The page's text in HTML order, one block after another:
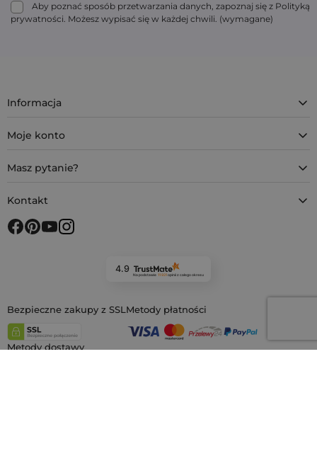
Aby poznać sposób przetwarzania danych, zapoznaj się z Polityką
prywatności. Możesz wypisać się w każdej chwili. (wymagane)
Informacja
Moje konto
Masz pytanie?
Kontakt
4.9
Na podstawie 11 931 opiniiz całego okresu
Bezpieczne zakupy z SSLMetody płatności
Metody dostawy